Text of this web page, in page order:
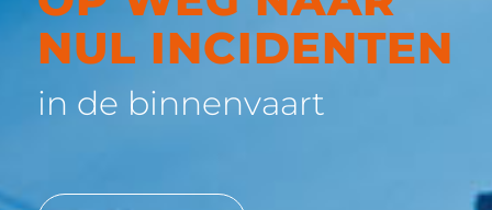
NUL INCIDENTEN
in de binnenvaart